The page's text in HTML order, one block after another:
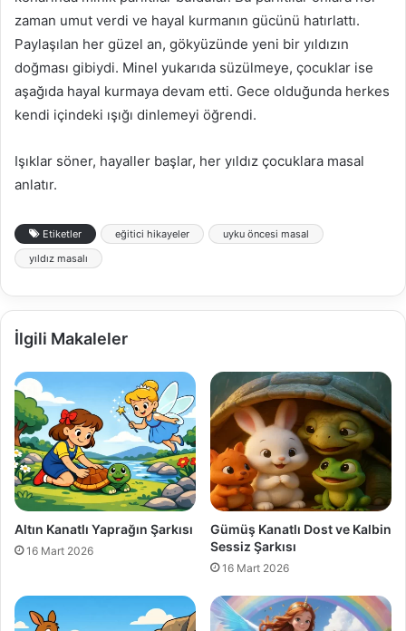
zaman umut verdi ve hayal kurmanın gücünü hatırlattı.
Paylaşılan her güzel an, gökyüzünde yeni bir yıldızın
doğması gibiydi. Minel yukarıda süzülmeye, çocuklar ise
aşağıda hayal kurmaya devam etti. Gece olduğunda herkes
kendi içindeki ışığı dinlemeyi öğrendi.
Işıklar söner, hayaller başlar, her yıldız çocuklara masal
anlatır.
Etiketler eğitici hikayeler
uyku öncesi masal
yıldız masalı
İlgili Makaleler
Altın Kanatlı Yaprağın Şarkısı
16 Mart 2026
Gümüş Kanatlı Dost ve Kalbin
Sessiz Şarkısı
16 Mart 2026